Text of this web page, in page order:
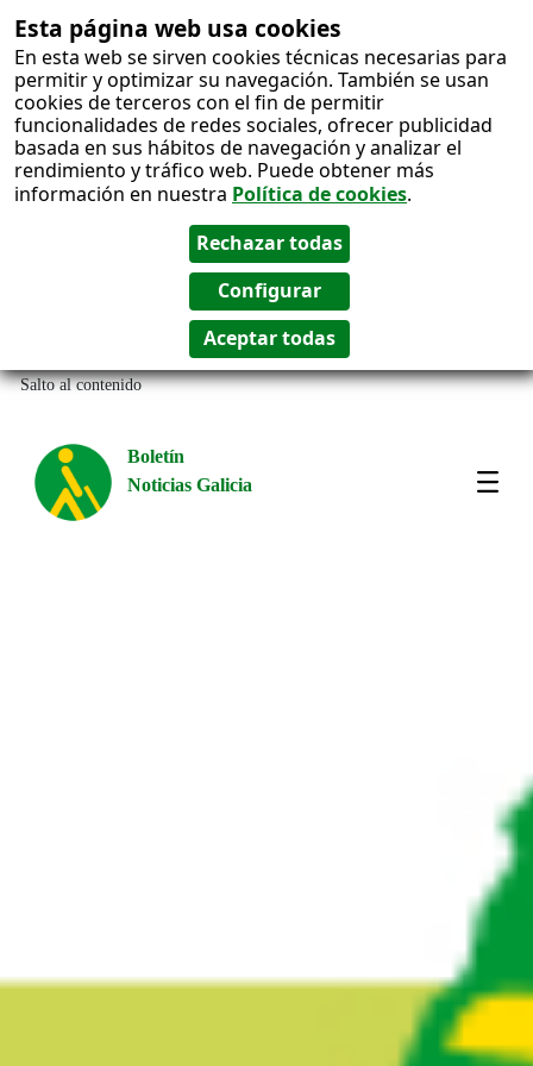
Esta página web usa cookies
En esta web se sirven cookies técnicas necesarias para
permitir y optimizar su navegación. También se usan
cookies de terceros con el fin de permitir
funcionalidades de redes sociales, ofrecer publicidad
basada en sus hábitos de navegación y analizar el
rendimiento y tráfico web. Puede obtener más
información en nuestra Política de cookies.
Salto al contenido
Boletín
Noticias Galicia